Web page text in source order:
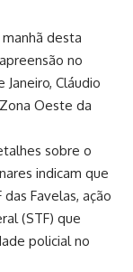
desta
no
Cláudio
Oeste da
sobre o
indicam que
Favelas, ação
(STF) que
policial no